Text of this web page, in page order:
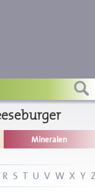
Mineralen
R S T U V W X Y